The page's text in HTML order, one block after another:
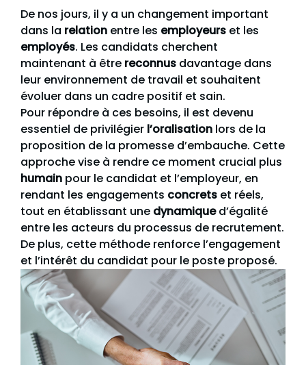
De nos jours, il y a un changement important
dans la relation entre les employeurs et les
employés. Les candidats cherchent
maintenant à être reconnus davantage dans
leur environnement de travail et souhaitent
évoluer dans un cadre positif et sain.
Pour répondre à ces besoins, il est devenu
essentiel de privilégier l’oralisation lors de la
proposition de la promesse d’embauche. Cette
approche vise à rendre ce moment crucial plus
humain pour le candidat et l’employeur, en
rendant les engagements concrets et réels,
tout en établissant une dynamiqued’égalité
entre les acteurs du processus de recrutement.
De plus, cette méthode renforce l’engagement
et l’intérêt du candidat pour le poste proposé.